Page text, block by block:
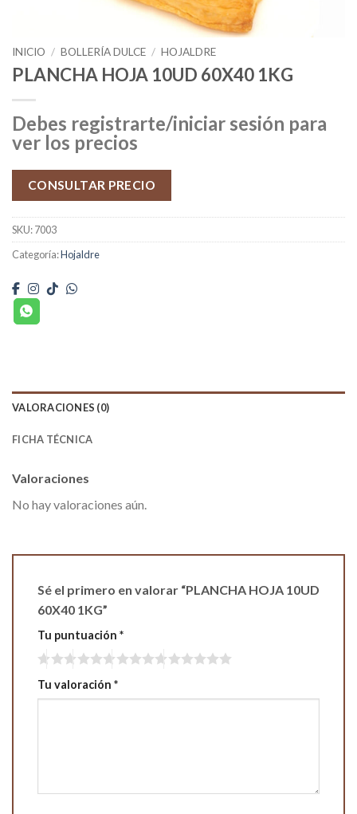
INICIO / BOLLERÍA DULCE / HOJALDRE
PLANCHA HOJA 10UD 60X40 1KG
Debes registrarte/iniciar sesión para
ver los precios
CONSULTAR PRECIO
SKU:7003
Categoría:Hojaldre
VALORACIONES (0)
FICHA TÉCNICA
Valoraciones
No hay valoraciones aún.
Sé el primero en valorar “PLANCHA HOJA 10UD
60X40 1KG”
Tu puntuación *
Tu valoración *